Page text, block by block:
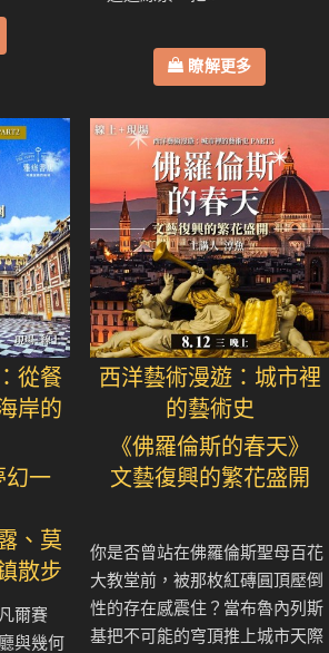
瞭解更多
從餐
岸的
幻一
、莫
散步
爾賽
與幾何
西洋藝術漫遊：城市裡
的藝術史
《佛羅倫斯的春天》
文藝復興的繁花盛開
你是否曾站在佛羅倫斯聖母百花
大教堂前，被那枚紅磚圓頂壓倒
性的存在感震住？當布魯內列斯
基把不可能的穹頂推上城市天際